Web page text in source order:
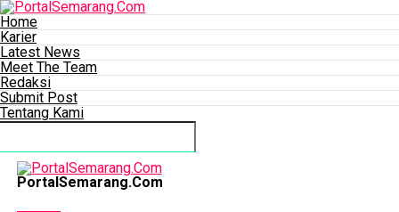
Home
Karier
Latest News
Meet The Team
Redaksi
Submit Post
Tentang Kami
Connect with us
PortalSemarang.Com